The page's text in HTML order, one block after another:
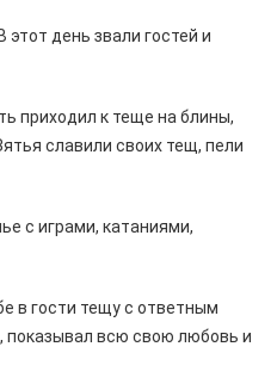
день звали гостей и
приходил к теще на блины,
славили своих тещ, пели
с играми, катаниями,
в гости тещу с ответным
показывал всю свою любовь и